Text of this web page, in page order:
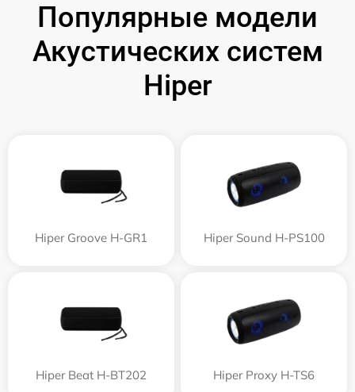
Популярные модели
Акустических систем
Hiper
Hiper Groove H-GR1 Hiper Sound H-PS100
Hiper Beat H-BT202 Hiper Proxy H-TS6